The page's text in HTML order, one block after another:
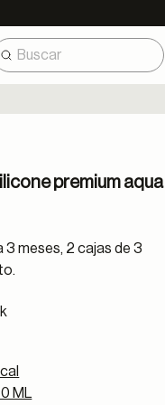
premium aqua
meses, 2 cajas de 3
ML